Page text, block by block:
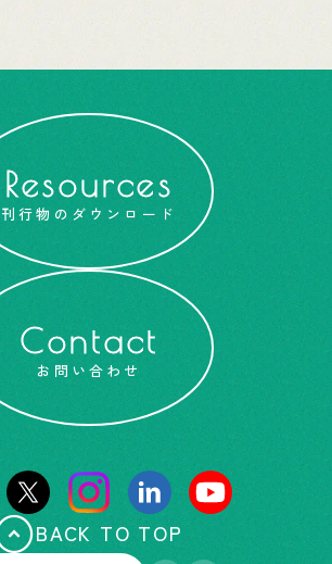
Resources
刊行物のダウンロード
Contact
お問い合わせ
BACK TO TOP